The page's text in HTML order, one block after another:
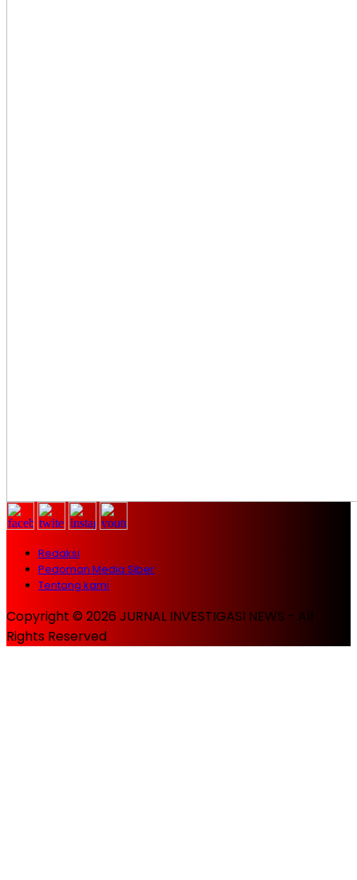
Redaksi
Pedoman Media Siber
Tentang kami
Copyright © 2026 JURNAL INVESTIGASI NEWS - All
Rights Reserved